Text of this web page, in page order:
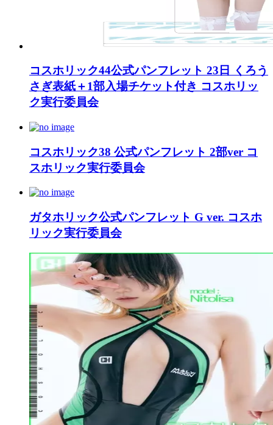
コスホリック44公式パンフレット 23日 くろう
さぎ表紙＋1部入場チケット付き コスホリッ
ク実行委員会
コスホリック38 公式パンフレット 2部ver コ
スホリック実行委員会
ガタホリック公式パンフレット G ver. コスホ
リック実行委員会